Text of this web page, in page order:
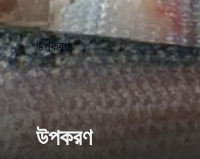
উপকরণ:
উপকরণ